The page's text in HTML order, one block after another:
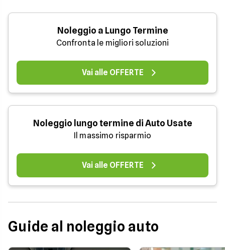
Noleggio a Lungo Termine
Confronta le migliori soluzioni
Vai alle OFFERTE
Noleggio lungo termine di Auto Usate
Il massimo risparmio
Vai alle OFFERTE
Guide al noleggio auto